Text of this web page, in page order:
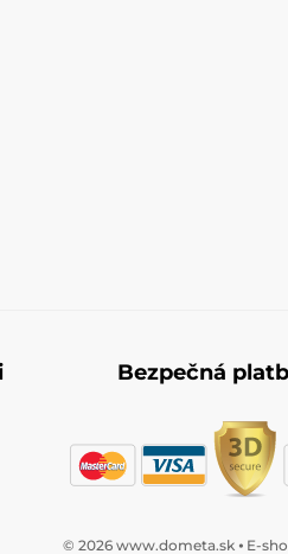
Bezpečná
© 2026 www.dometa.sk ⦁ E-